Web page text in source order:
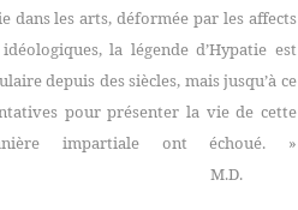
dans les arts, déformée par les affects
la légende d’Hypatie est
depuis des siècles, mais jusqu’à ce
pour présenter la vie de cette
impartiale ont échoué. »
M.D.